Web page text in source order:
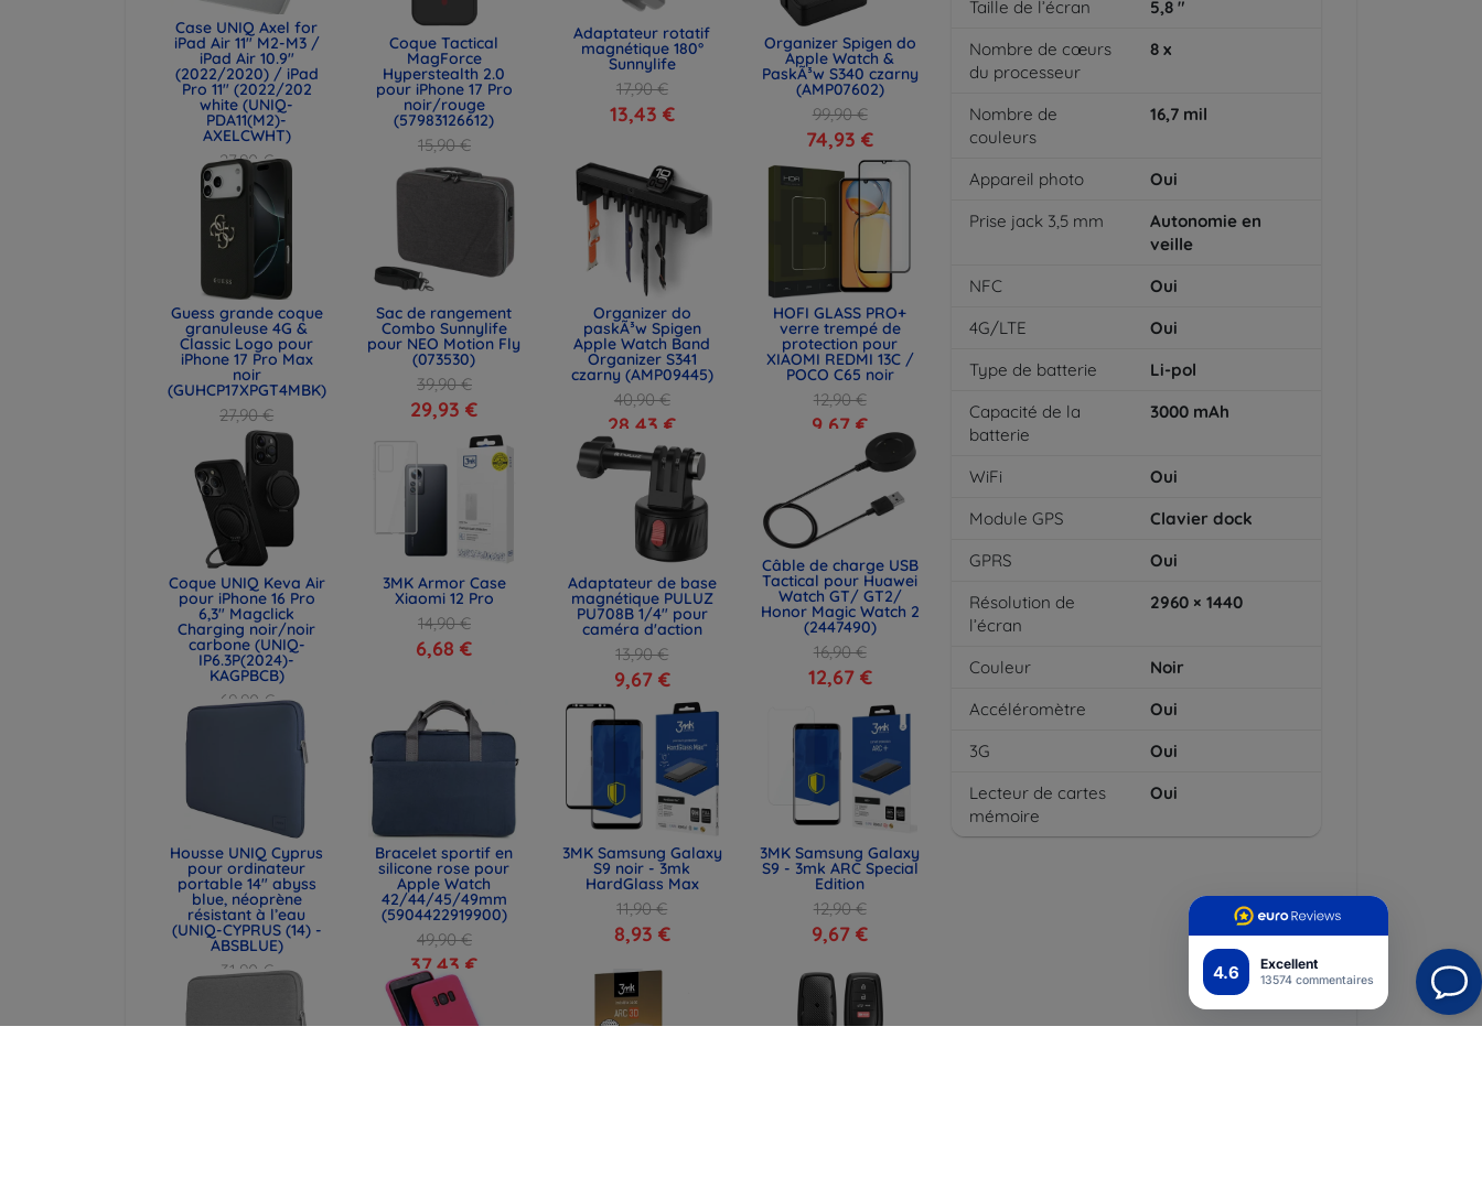
4.6 Excellent
13574 commentaires
Case UNIQ Axel for
iPad Air 11" M2-M3 /
iPad Air 10.9"
(2022/2020) / iPad
Pro 11" (2022/202
white (UNIQ-
PDA11(M2)-
AXELCWHT)
27,90 €
20,93 €
Coque Tactical
MagForce
Hyperstealth 2.0
pour iPhone 17 Pro
noir/rouge
(57983126612)
15,90 €
11,93 €
Guess grande coque
granuleuse 4G &
Classic Logo pour
iPhone 17 Pro Max
noir
(GUHCP17XPGT4MBK)
27,90 €
20,93 €
Sac de rangement
Combo Sunnylife
pour NEO Motion Fly
(073530)
39,90 €
29,93 €
Coque UNIQ Keva Air
pour iPhone 16 Pro
6,3" Magclick
Charging noir/noir
carbone (UNIQ-
IP6.3P(2024)-
KAGPBCB)
69,90 €
3MK Armor Case
Xiaomi 12 Pro
14,90 €
6,68 €
Housse UNIQ Cyprus
pour ordinateur
portable 14" abyss
blue, néoprène
résistant à l’eau
(UNIQ-CYPRUS (14) -
ABSBLUE)
31,90 €
Bracelet sportif en
silicone rose pour
Apple Watch
42/44/45/49mm
(5904422919900)
49,90 €
37,43 €
Adaptateur rotatif
magnétique 180°
Sunnylife
17,90 €
13,43 €
Organizer Spigen do
Apple Watch &
PaskÃ³w S340 czarny
(AMP07602)
99,90 €
74,93 €
Organizer do
paskÃ³w Spigen
Apple Watch Band
Organizer S341
czarny (AMP09445)
40,90 €
28,43 €
HOFI GLASS PRO+
verre trempé de
protection pour
XIAOMI REDMI 13C /
POCO C65 noir
12,90 €
9,67 €
Adaptateur de base
magnétique PULUZ
PU708B 1/4" pour
caméra d'action
13,90 €
9,67 €
Câble de charge USB
Tactical pour Huawei
Watch GT/ GT2/
Honor Magic Watch 2
(2447490)
16,90 €
12,67 €
3MK Samsung Galaxy
S9 noir - 3mk
HardGlass Max
11,90 €
8,93 €
3MK Samsung Galaxy
S9 - 3mk ARC Special
Edition
12,90 €
9,67 €
Taille de l’écran
5,8 "
Nombre de cœurs
du processeur
8 x
Nombre de
couleurs
16,7 mil
Appareil photo
Oui
Prise jack 3,5 mm
Autonomie en
veille
NFC
Oui
4G/LTE
Oui
Type de batterie
Li-pol
Capacité de la
batterie
3000 mAh
WiFi
Oui
Module GPS
Clavier dock
GPRS
Oui
Résolution de
l’écran
2960 × 1440
Couleur
Noir
Accéléromètre
Oui
3G
Oui
Lecteur de cartes
mémoire
Oui